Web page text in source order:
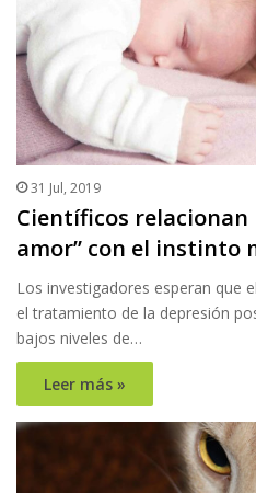
31 Jul, 2019
Científicos relacionan
amor” con el instinto
Los investigadores esperan que
el tratamiento de la depresión
bajos niveles de…
Leer más »